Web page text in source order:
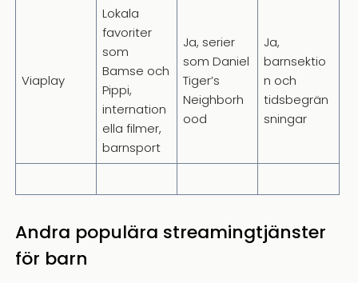
Viaplay
Lokala
favoriter
som
Bamse och
Pippi,
internation
ella filmer,
barnsport
Ja, serier
som Daniel
Tiger’s
Neighborh
ood
Ja,
barnsektio
n och
tidsbegrän
sningar
Andra populära streamingtjänster
för barn